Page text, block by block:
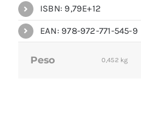
ISBN: 9,79E+12
EAN: 978-972-771-545-9
Peso 0,452 kg